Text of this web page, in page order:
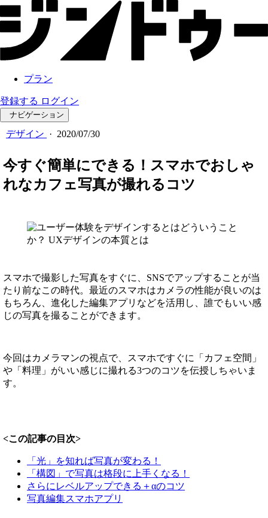
プラン
登録する ログイン
ナビゲーション
デザイン · 2020/07/30
今すぐ簡単にできる！スマホでおしゃ
れなカフェ写真が撮れるコツ
スマホで撮影した写真をすぐに、SNSでアップすることが当
たり前なこの時代。最近のスマホはカメラの性能が良いのは
もちろん、進化した編集アプリなどを活用し、誰でもいい感
じの写真を撮ることができます。
今回はカメラマンの視点で、スマホですぐに「カフェ空間」
や「料理」がいい感じに撮れる3つのコツを伝授しちゃいま
す。
<この記事の目次>
「光」を知れば写真が変わる！
「構図」で写真は格段に上手くなる！
さらにレベルアップできる＋αのコツ
写真編集スマホアプリ